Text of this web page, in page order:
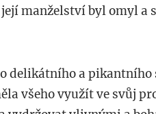
manželství byl omyl a
delikátního a
všeho využít ve svůj